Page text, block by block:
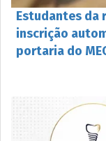
Estudantes da
inscrição
portaria do